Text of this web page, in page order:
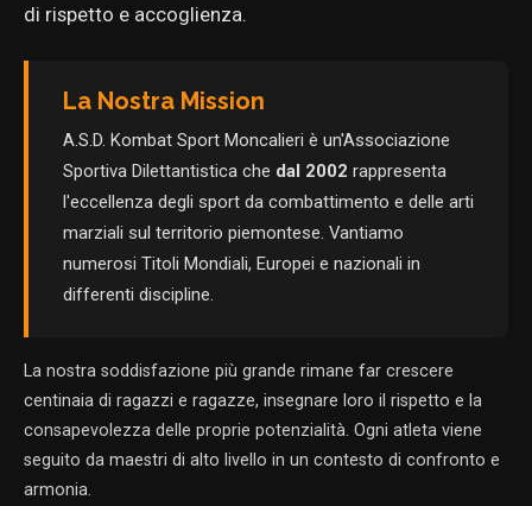
di rispetto e accoglienza.
La Nostra Mission
A.S.D. Kombat Sport Moncalieri è un'Associazione
Sportiva Dilettantistica che dal 2002 rappresenta
l'eccellenza degli sport da combattimento e delle arti
marziali sul territorio piemontese. Vantiamo
numerosi Titoli Mondiali, Europei e nazionali in
differenti discipline.
La nostra soddisfazione più grande rimane far crescere
centinaia di ragazzi e ragazze, insegnare loro il rispetto e la
consapevolezza delle proprie potenzialità. Ogni atleta viene
seguito da maestri di alto livello in un contesto di confronto e
armonia.